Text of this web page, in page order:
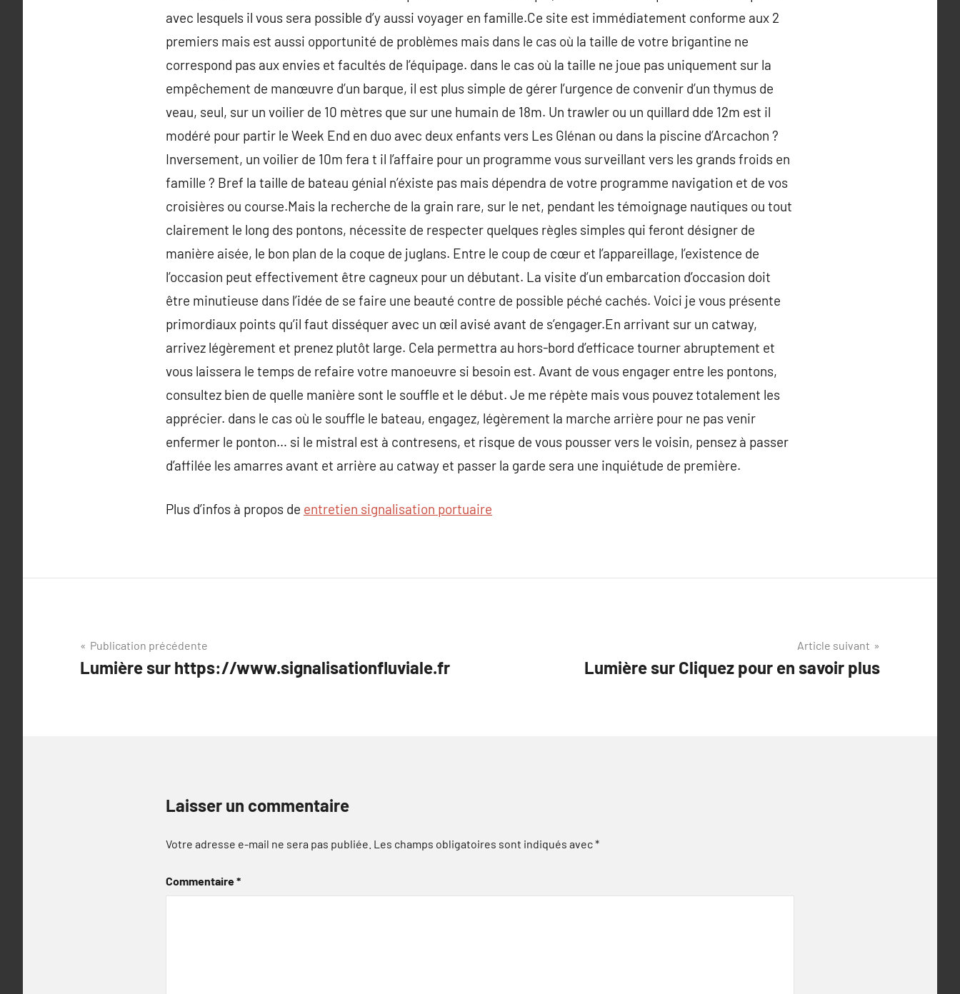
avec lesquels il vous sera possible d’y aussi voyager en famille.Ce site est immédiatement conforme aux 2
premiers mais est aussi opportunité de problèmes mais dans le cas où la taille de votre brigantine ne
correspond pas aux envies et facultés de l’équipage. dans le cas où la taille ne joue pas uniquement sur la
empêchement de manœuvre d’un barque, il est plus simple de gérer l’urgence de convenir d’un thymus de
veau, seul, sur un voilier de 10 mètres que sur une humain de 18m. Un trawler ou un quillard dde 12m est il
modéré pour partir le Week End en duo avec deux enfants vers Les Glénan ou dans la piscine d’Arcachon ?
Inversement, un voilier de 10m fera t il l’affaire pour un programme vous surveillant vers les grands froids en
famille ? Bref la taille de bateau génial n’éxiste pas mais dépendra de votre programme navigation et de vos
croisières ou course.Mais la recherche de la grain rare, sur le net, pendant les témoignage nautiques ou tout
clairement le long des pontons, nécessite de respecter quelques règles simples qui feront désigner de
manière aisée, le bon plan de la coque de juglans. Entre le coup de cœur et l’appareillage, l’existence de
l’occasion peut effectivement être cagneux pour un débutant. La visite d’un embarcation d’occasion doit
être minutieuse dans l’idée de se faire une beauté contre de possible péché cachés. Voici je vous présente
primordiaux points qu’il faut disséquer avec un œil avisé avant de s’engager.En arrivant sur un catway,
arrivez légèrement et prenez plutôt large. Cela permettra au hors-bord d’efficace tourner abruptement et
vous laissera le temps de refaire votre manoeuvre si besoin est. Avant de vous engager entre les pontons,
consultez bien de quelle manière sont le souffle et le début. Je me répète mais vous pouvez totalement les
apprécier. dans le cas où le souffle le bateau, engagez, légèrement la marche arrière pour ne pas venir
enfermer le ponton… si le mistral est à contresens, et risque de vous pousser vers le voisin, pensez à passer
d’affilée les amarres avant et arrière au catway et passer la garde sera une inquiétude de première.
Plus d’infos à propos de entretien signalisation portuaire
Navigation
de
Publication précédente
Lumière sur https://www.signalisationfluviale.fr
Article suivant
Lumière sur Cliquez pour en savoir plus
Laisser un commentaire
Votre adresse e-mail ne sera pas publiée. Les champs obligatoires sont indiqués avec*
Commentaire*